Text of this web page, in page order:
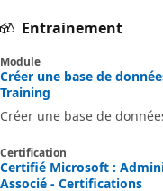
Entrainement
Module
Créer une base de
Training
Créer une base de
Certification
Certifié Microsoft :
Associé - Certifications